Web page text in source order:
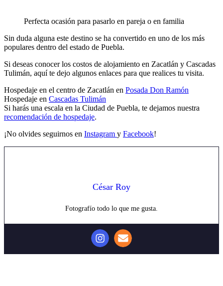
Perfecta ocasión para pasarlo en pareja o en familia
Sin duda alguna este destino se ha convertido en uno de los más
populares dentro del estado de Puebla.
Si deseas conocer los costos de alojamiento en Zacatlán y Cascadas
Tulimán, aquí te dejo algunos enlaces para que realices tu visita.
Hospedaje en el centro de Zacatlán en Posada Don Ramón
Hospedaje en Cascadas Tulimán
Si harás una escala en la Ciudad de Puebla, te dejamos nuestra
recomendación de hospedaje.
¡No olvides seguirnos en Instagram y Facebook!
César Roy
Fotografío todo lo que me gusta.